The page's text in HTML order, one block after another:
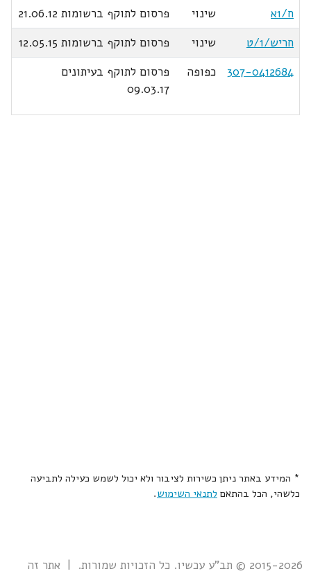
ח/1א
שינוי
פרסום לתוקף ברשומות 21.06.12
חריש/1/ט
שינוי
פרסום לתוקף ברשומות 12.05.15
307-0412684
כפופה
פרסום לתוקף בעיתונים
09.03.17
* המידע באתר ניתן כשירות לציבור ולא יכול לשמש כעילה לתביעה
כלשהי, הכל בהתאם לתנאי השימוש.
2015-2026 © תב"ע עכשיו. כל הזכויות שמורות. | אתר זה